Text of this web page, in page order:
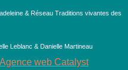
& Réseau Traditions vivantes des
Leblanc & Danielle Martineau
Agence web Catalyst